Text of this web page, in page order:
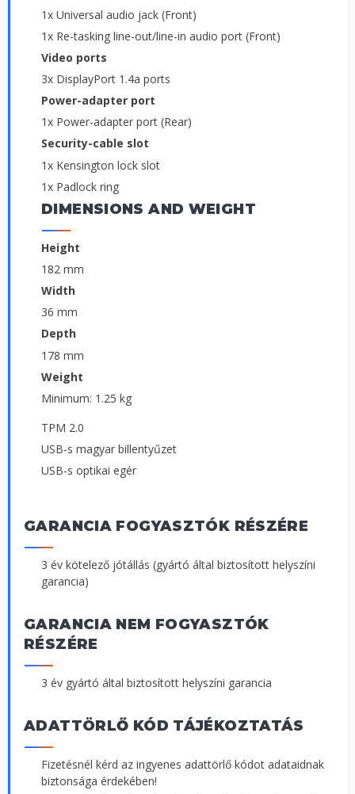
1x Universal audio jack (Front)
1x Re-tasking line-out/line-in audio port (Front)
Video ports
3x DisplayPort 1.4a ports
Power-adapter port
1x Power-adapter port (Rear)
Security-cable slot
1x Kensington lock slot
1x Padlock ring
DIMENSIONS AND WEIGHT
Height
182 mm
Width
36 mm
Depth
178 mm
Weight
Minimum: 1.25 kg
TPM 2.0
USB-s magyar billentyűzet
USB-s optikai egér
GARANCIA FOGYASZTÓK RÉSZÉRE
3 év kötelező jótállás (gyártó által biztosított helyszíni
garancia)
GARANCIA NEM FOGYASZTÓK
RÉSZÉRE
3 év gyártó által biztosított helyszíni garancia
ADATTÖRLŐ KÓD TÁJÉKOZTATÁS
Fizetésnél kérd az ingyenes adattörlő kódot adataidnak
biztonsága érdekében!